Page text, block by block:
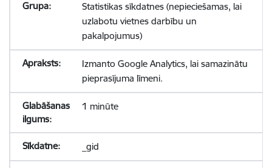
Statistikas sīkdatnes (nepieciešamas, lai
uzlabotu vietnes darbību un
pakalpojumus)
Izmanto Google Analytics, lai samazinātu
pieprasījuma līmeni.
1 minūte
_gid